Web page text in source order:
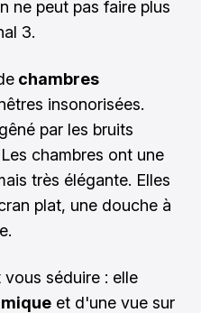
ne peut pas faire plus
3.
chambres
insonorisées.
par les bruits
chambres ont une
très élégante. Elles
plat, une douche à
séduire : elle
et d'une vue sur